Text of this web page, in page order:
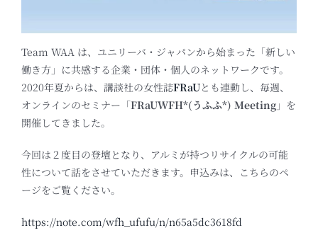
Team WAA は、ユニリーバ・ジャパンから始まった「新しい
働き方」に共感する企業・団体・個人のネットワークです。
2020年夏からは、講談社の女性誌FRaUとも連動し、毎週、
オンラインのセミナー「FRaUWFH*(うふふ*) Meeting 」を
開催してきました。
今回は２度目の登壇となり、アルミが持つリサイクルの可能
性について話をさせていただきます。申込みは、こちらのペ
ージをご覧ください。
https://note.com/wfh_ufufu/n/n65a5dc3618fd